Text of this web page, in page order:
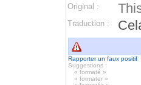
Original :
Traduction :
Rapporter un faux positif
Suggestions :
« formaté »
« formater »